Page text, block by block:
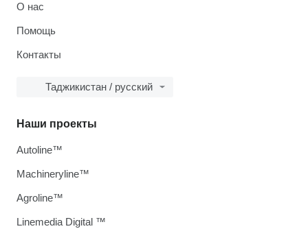
О нас
Помощь
Контакты
Таджикистан / русский
Наши проекты
Autoline™
Machineryline™
Agroline™
Linemedia Digital ™